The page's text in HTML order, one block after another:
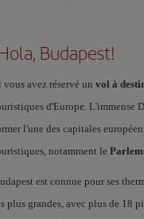
Budapest!
vous avez réservé un vol à
d'Europe. L'immense
l'une des capitales
notamment le
est connue pour ses
plus grandes, avec plus de 18